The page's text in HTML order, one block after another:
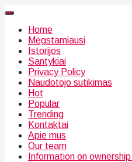
Home
Mėgstamiausi
Istorijos
Santykiai
Privacy Policy
Naudotojo sutikimas
Hot
Popular
Trending
Kontaktai
Apie mus
Our team
Information on